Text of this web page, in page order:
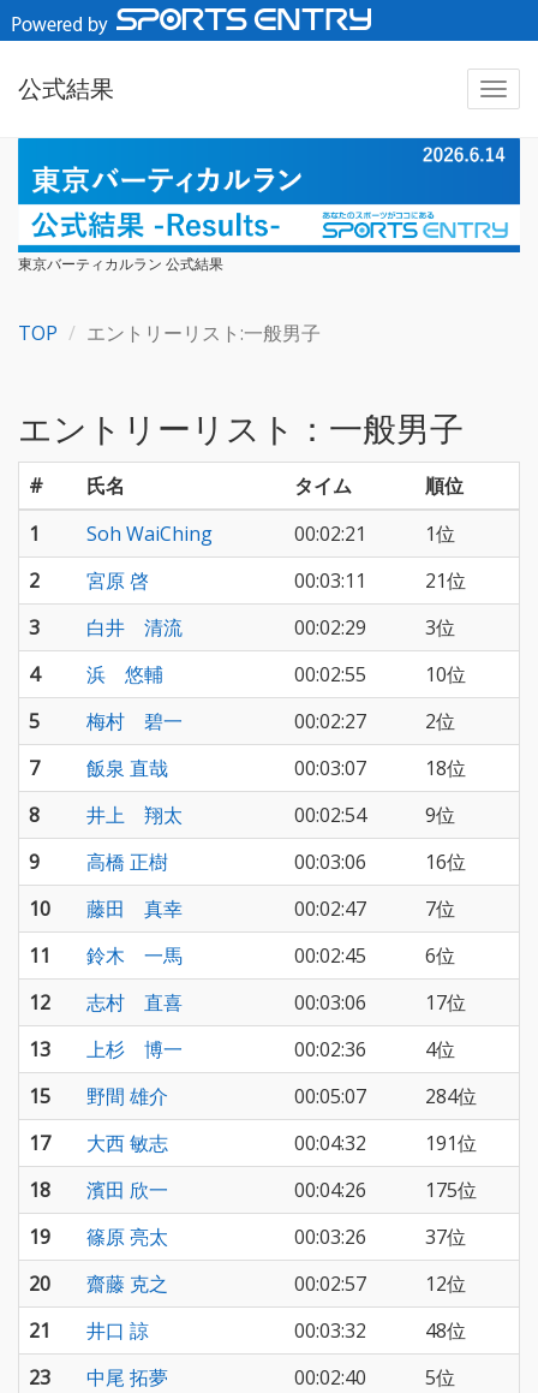
公式結果
東京バーティカルラン 公式結果
TOP エントリーリスト:一般男子
エントリーリスト：一般男子
# 氏名 タイム
順位
1
Soh WaiChing 00:02:21
1位
2
宮原 啓 00:03:11
21位
3
白井 清流 00:02:29
3位
4
浜 悠輔 00:02:55
10位
5
梅村 碧一 00:02:27
2位
7
飯泉 直哉 00:03:07
18位
8
井上 翔太 00:02:54
9位
9
高橋 正樹 00:03:06
16位
10
藤田 真幸 00:02:47
7位
11
鈴木 一馬 00:02:45
6位
12
志村 直喜 00:03:06
17位
13
上杉 博一 00:02:36
4位
15
野間 雄介 00:05:07
284位
17
大西 敏志 00:04:32
191位
18
濱田 欣一 00:04:26
175位
19
篠原 亮太 00:03:26
37位
20
齋藤 克之 00:02:57
12位
21
井口 諒 00:03:32
48位
23
中尾 拓夢 00:02:40
5位